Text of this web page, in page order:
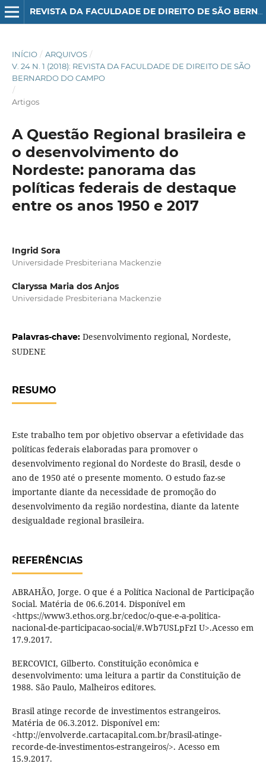
REVISTA DA FACULDADE DE DIREITO DE SÃO BERNARDO DO CAMPO
INÍCIO / ARQUIVOS /
V. 24 N. 1 (2018): REVISTA DA FACULDADE DE DIREITO DE SÃO
BERNARDO DO CAMPO
/
Artigos
A Questão Regional brasileira e
o desenvolvimento do
Nordeste: panorama das
políticas federais de destaque
entre os anos 1950 e 2017
Ingrid Sora
Universidade Presbiteriana Mackenzie
Claryssa Maria dos Anjos
Universidade Presbiteriana Mackenzie
Palavras-chave: Desenvolvimento regional, Nordeste,
SUDENE
RESUMO
Este trabalho tem por objetivo observar a efetividade das
políticas federais elaboradas para promover o
desenvolvimento regional do Nordeste do Brasil, desde o
ano de 1950 até o presente momento. O estudo faz-se
importante diante da necessidade de promoção do
desenvolvimento da região nordestina, diante da latente
desigualdade regional brasileira.
REFERÊNCIAS
ABRAHÃO, Jorge. O que é a Política Nacional de Participação
Social. Matéria de 06.6.2014. Disponível em
<https://www3.ethos.org.br/cedoc/o-que-e-a-politica-
nacional-de-participacao-social/#.Wb7USLpFzI U>.Acesso em
17.9.2017.
BERCOVICI, Gilberto. Constituição econômica e
desenvolvimento: uma leitura a partir da Constituição de
1988. São Paulo, Malheiros editores.
Brasil atinge recorde de investimentos estrangeiros.
Matéria de 06.3.2012. Disponível em:
<http://envolverde.cartacapital.com.br/brasil-atinge-
recorde-de-investimentos-estrangeiros/>. Acesso em
15.9.2017.